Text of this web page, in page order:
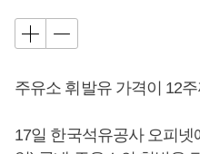
주유소 휘발유 가격이 12
17일 한국석유공사 오피